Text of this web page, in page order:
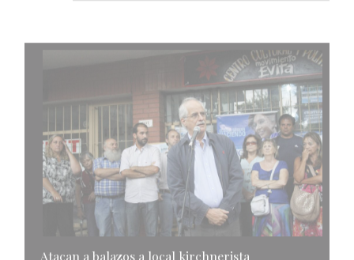
Atacan a balazos a local kirchnerista